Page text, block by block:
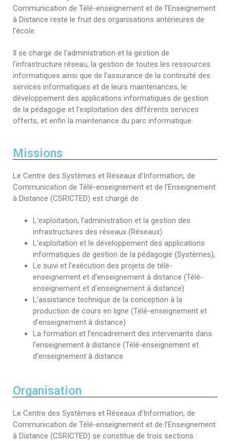
Classes Préparatoires
Programmes Pédagogiques
Stages
Diplômes
Imprimés des œuvres Sociales
Imprimes de post graduation
Communication de Télé-enseignement et de l’Enseignement
à Distance reste le fruit des organisations antérieures de
l’école.
Il se charge de l’administration et la gestion de
l’infrastructure réseau, la gestion de toutes les ressources
informatiques ainsi que de l’assurance de la continuité des
services informatiques et de leurs maintenances, le
développement des applications informatiques de gestion
de la pédagogie et l’exploitation des différents services
offerts, et enfin la maintenance du parc informatique.
Missions
Le Centre des Systèmes et Réseaux d’Information, de
Communication de Télé-enseignement et de l’Enseignement
à Distance (CSRICTED) est chargé de :
L’exploitation, l’administration et la gestion des
infrastructures des réseaux (Réseaux)
L’exploitation et le développement des applications
informatiques de gestion de la pédagogie (Systèmes);
Le suivi et l’exécution des projets de télé-
enseignement et d’enseignement à distance (Télé-
enseignement et d’enseignement à distance)
L’assistance technique de la conception à la
production de cours en ligne (Télé-enseignement et
d’enseignement à distance)
La formation et l’encadrement des intervenants dans
l’enseignement à distance (Télé-enseignement et
d’enseignement à distance
Organisation
Le Centre des Systèmes et Réseaux d’Information, de
Communication de Télé-enseignement et de l’Enseignement
à Distance (CSRICTED) se constitue de trois sections :